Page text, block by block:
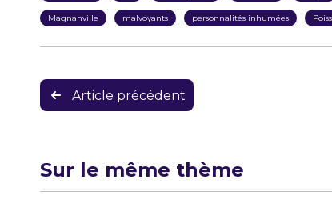
Magnanville malvoyants personnalités inhumées
Navigation
de
Article précédent
Sur le même thème